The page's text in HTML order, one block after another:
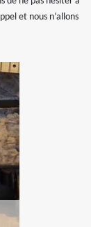
et nous n’allons